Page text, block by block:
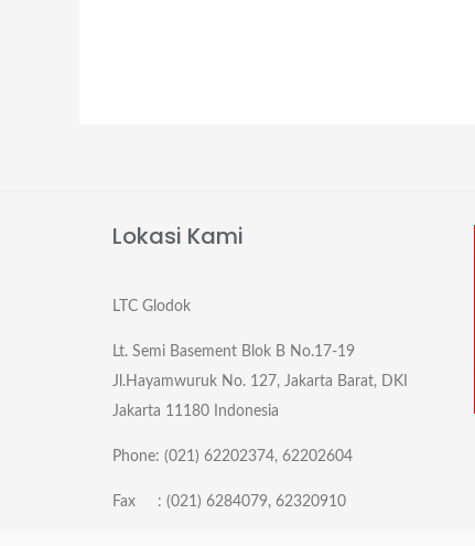
Lokasi Kami
LTC Glodok
Lt. Semi Basement Blok B No.17-19
Jl.Hayamwuruk No. 127, Jakarta Barat, DKI
Jakarta 11180 Indonesia
Phone: (021) 62202374, 62202604
Fax : (021) 6284079, 62320910